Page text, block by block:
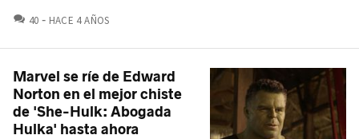
40 COMENTARIOS
HACE 4 AÑOS
Marvel se ríe de Edward
Norton en el mejor chiste
de 'She-Hulk: Abogada
Hulka' hasta ahora